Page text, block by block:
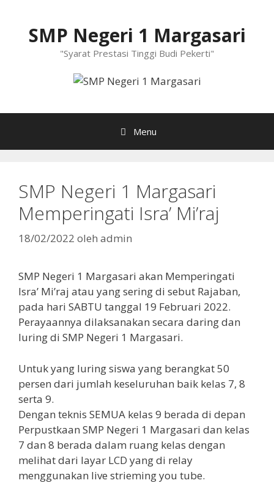
SMP Negeri 1 Margasari
"Syarat Prestasi Tinggi Budi Pekerti"
Menu
SMP Negeri 1 Margasari
Memperingati Isra’ Mi’raj
18/02/2022 oleh admin
SMP Negeri 1 Margasari akan Memperingati
Isra’ Mi’raj atau yang sering di sebut Rajaban,
pada hari SABTU tanggal 19 Februari 2022.
Perayaannya dilaksanakan secara daring dan
luring di SMP Negeri 1 Margasari.
Untuk yang luring siswa yang berangkat 50
persen dari jumlah keseluruhan baik kelas 7, 8
serta 9.
Dengan teknis SEMUA kelas 9 berada di depan
Perpustkaan SMP Negeri 1 Margasari dan kelas
7 dan 8 berada dalam ruang kelas dengan
melihat dari layar LCD yang di relay
menggunakan live strieming you tube.